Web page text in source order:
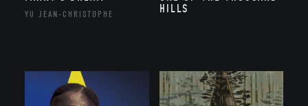
YU JEAN-CHRISTOPHE
HILLS